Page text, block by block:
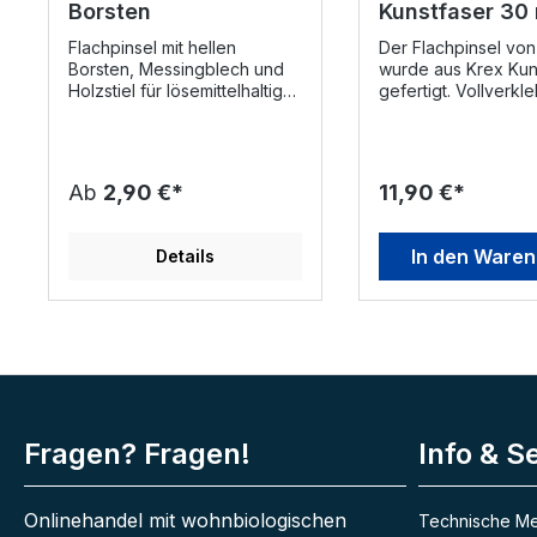
Borsten
Flachpinsel mit hellen
Borsten, Messingblech und
Holzstiel für lösemittelhaltige
länge in
Ab 2,90 €*
Details
Kunstfaser 30
Der Flachpinsel
wurde aus Krex
gefertigt.
Lasuren Pinselgröße in
mm18202123
11,90 €*
In den
Fragen? Fragen!
Onlinehandel mit wohnbiologischen
Info &
Technische